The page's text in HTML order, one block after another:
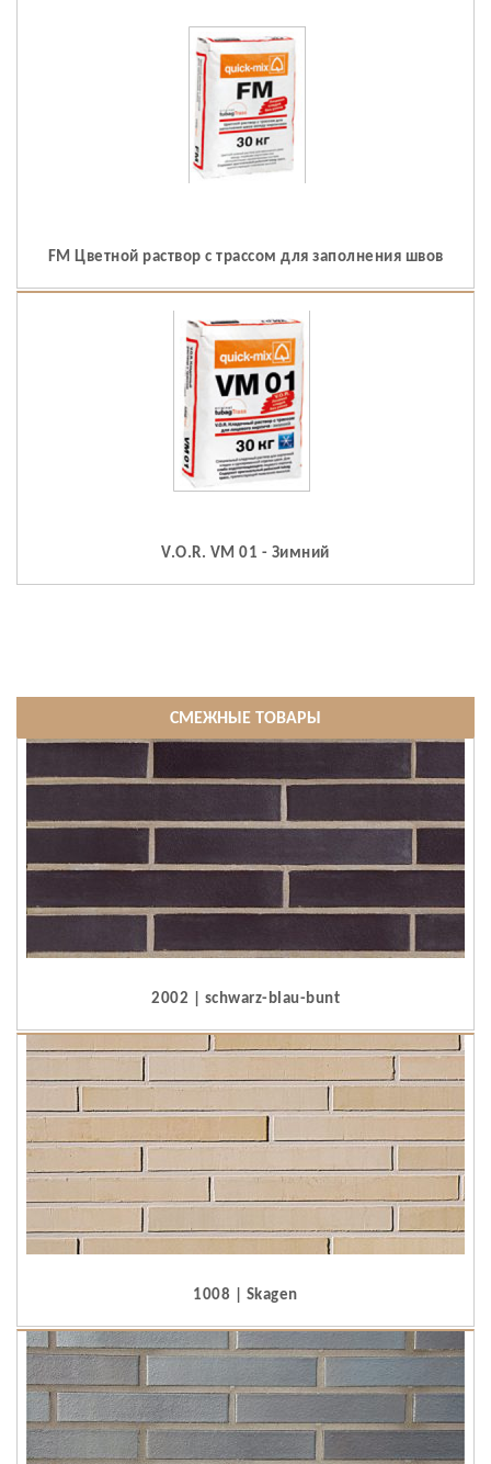
FM Цветной раствор с трассом для заполнения швов
V.O.R. VM 01 - Зимний
СМЕЖНЫЕ ТОВАРЫ
2002 | schwarz-blau-bunt
1008 | Skagen